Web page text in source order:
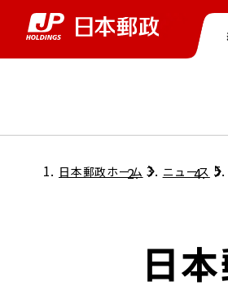
グループ情報トッ
株主・投資家情報
個人投資家のみなさまへ
ニューストップ
サステナビリティ
担当役員メッセージ
採用情報トップ
日本郵政ホーム ニュース
日